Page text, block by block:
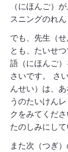
（にほんご）
スニングのれ
でも、先生（
とも、たいせ
語（にほんご
さいです。 さ
んせい）は、
うのたいけん
クをみてくだ
たのしみにして
また次（つぎ